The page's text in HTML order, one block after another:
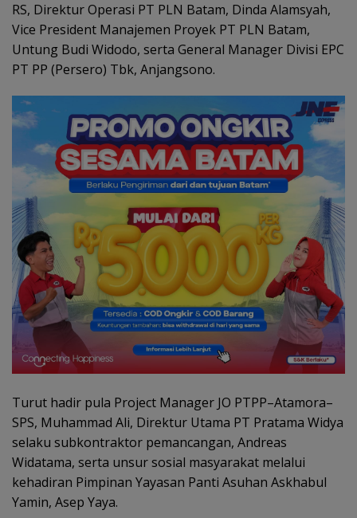
RS, Direktur Operasi PT PLN Batam, Dinda Alamsyah,
Vice President Manajemen Proyek PT PLN Batam,
Untung Budi Widodo, serta General Manager Divisi EPC
PT PP (Persero) Tbk, Anjangsono.
Turut hadir pula Project Manager JO PTPP–Atamora–
SPS, Muhammad Ali, Direktur Utama PT Pratama Widya
selaku subkontraktor pemancangan, Andreas
Widatama, serta unsur sosial masyarakat melalui
kehadiran Pimpinan Yayasan Panti Asuhan Askhabul
Yamin, Asep Yaya.